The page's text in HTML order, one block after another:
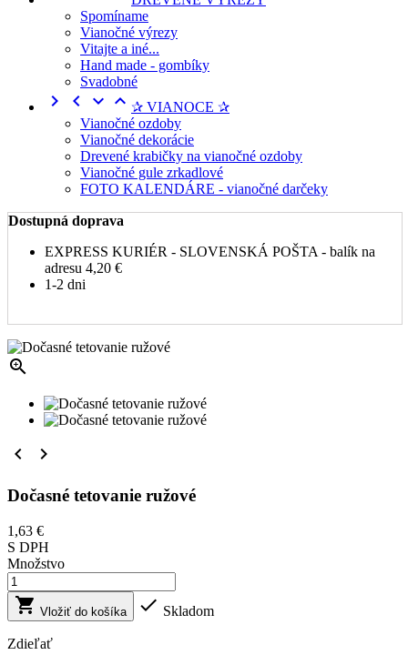
Spomíname
Vianočné výrezy
Vitajte a iné...
Hand made - gombíky
Svadobné
    ✰ VIANOCE ✰
Vianočné ozdoby
Vianočné dekorácie
Drevené krabičky na vianočné ozdoby
Vianočné gule zrkadlové
FOTO KALENDÁRE - vianočné darčeky
Dostupná doprava
EXPRESS KURIÉR - SLOVENSKÁ POŠTA - balík na
adresu 4,20 €
1-2 dni

 
Dočasné tetovanie ružové
1,63 €
S DPH
Množstvo
 Vložiť do košíka  Skladom
Zdieľať